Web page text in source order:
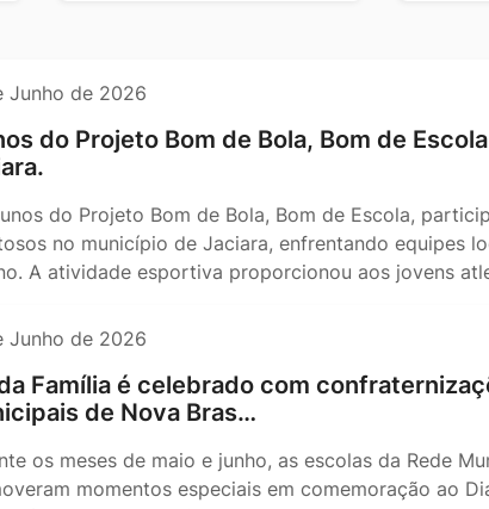
Junho de 2026
do Projeto Bom de Bola, Bom de
do Projeto Bom de Bola, Bom de Escola,
no município de Jaciara, enfrentando equipes
A atividade esportiva proporcionou aos jovens
Junho de 2026
Família é celebrado com
de Nova Bras…
os meses de maio e junho, as escolas da Rede
momentos especiais em comemoração ao